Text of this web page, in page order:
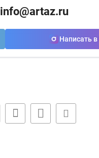
info@artaz.ru
Написать в